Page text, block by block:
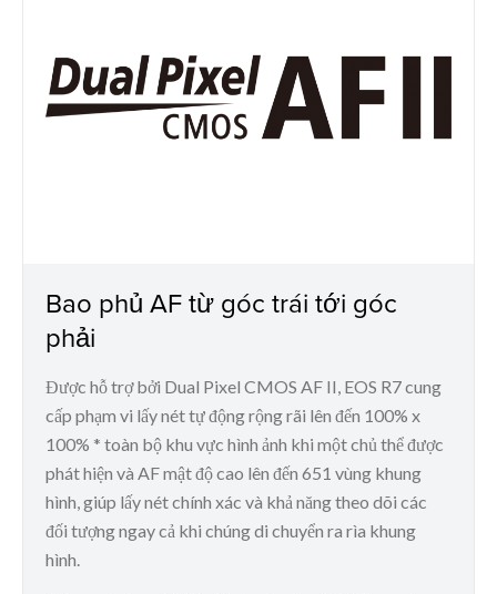
Bao phủ AF từ góc trái tới góc
phải
Được hỗ trợ bởi Dual Pixel CMOS AF II, EOS R7 cung
cấp phạm vi lấy nét tự động rộng rãi lên đến 100% x
100% * toàn bộ khu vực hình ảnh khi một chủ thể được
phát hiện và AF mật độ cao lên đến 651 vùng khung
hình, giúp lấy nét chính xác và khả năng theo dõi các
đối tượng ngay cả khi chúng di chuyển ra rìa khung
hình.